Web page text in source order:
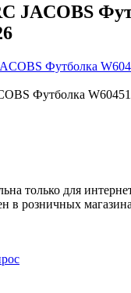
JACOBS
Футболка
только для
в розничных